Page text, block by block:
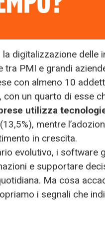
la digitalizzazione
tra PMI e grandi
con almeno 10
con un quarto di esse
utilizza
mentre
in crescita.
evolutivo, i software
e supportare
Ma cosa
i segnali che